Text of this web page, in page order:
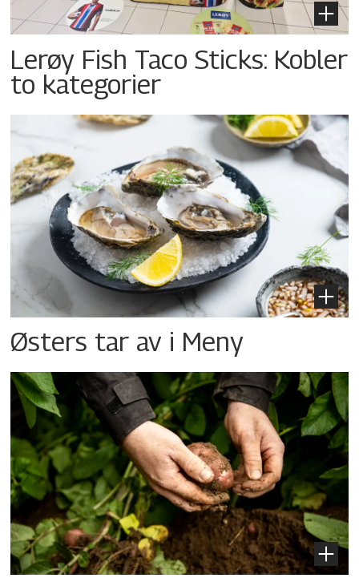
Lerøy Fish Taco Sticks: Kobler
to kategorier
Østers tar av i Meny